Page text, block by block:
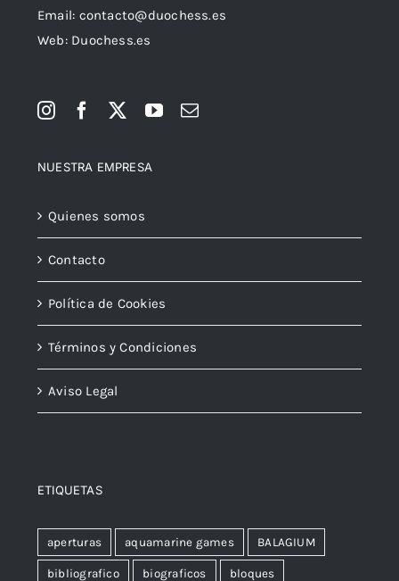
Email: contacto@duochess.es
Web: Duochess.es
NUESTRA EMPRESA
Quienes somos
Contacto
Política de Cookies
Términos y Condiciones
Aviso Legal
ETIQUETAS
aperturas aquamarine games BALAGIUM
bibliografico biograficos bloques